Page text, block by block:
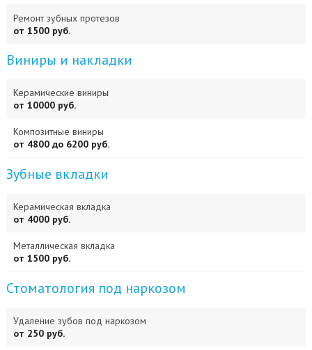
Ремонт зубных протезов
от 1500 руб.
Виниры и накладки
Керамические виниры
от 10000 руб.
Композитные виниры
от 4800 до 6200 руб.
Зубные вкладки
Керамическая вкладка
от 4000 руб.
Металлическая вкладка
от 1500 руб.
Стоматология под наркозом
Удаление зубов под наркозом
от 250 руб.